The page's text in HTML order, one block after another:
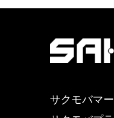
サクモバマ